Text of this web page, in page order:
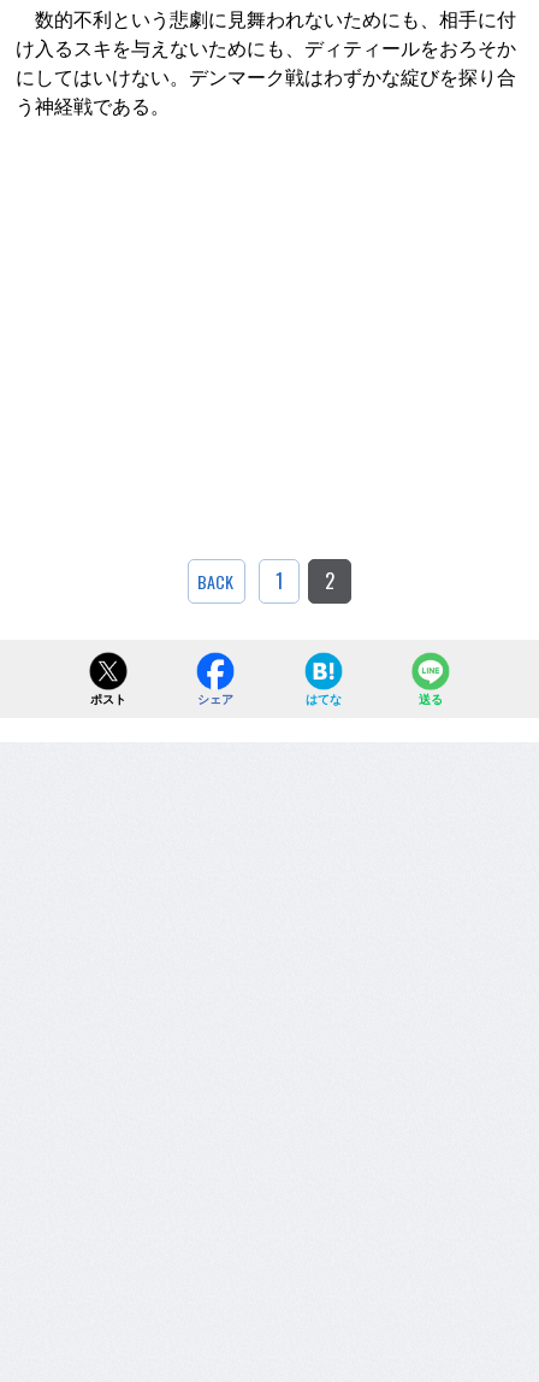
数的不利という悲劇に見舞われないためにも、相手に付
け入るスキを与えないためにも、ディティールをおろそか
にしてはいけない。デンマーク戦はわずかな綻びを探り合
う神経戦である。
BACK 1 2
ポスト シェア はてな 送る